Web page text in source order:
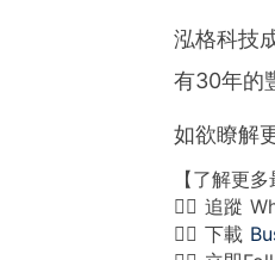
泓格科技
有30年的
如欲瞭解
【了解更
👉🏻 追蹤
👉🏻 下載